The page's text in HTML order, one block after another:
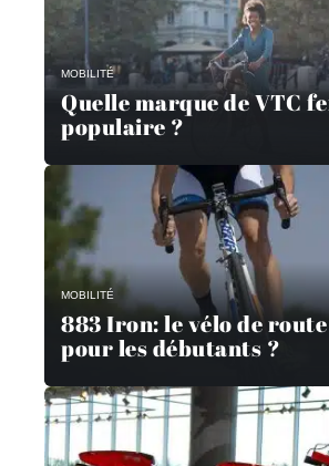
MOBILITÉ
Quelle marque de VTC
populaire ?
MOBILITÉ
883 Iron: le vélo de
pour les débutants ?